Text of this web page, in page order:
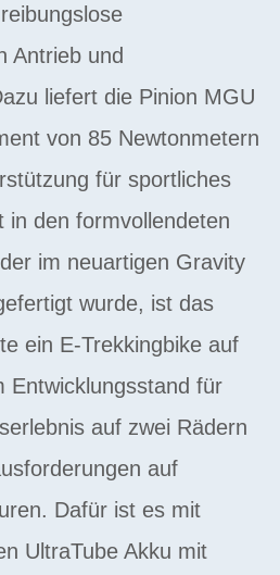
Antrieb und
liefert die Pinion MGU
von 85 Newtonmetern
für sportliches
in den formvollendeten
im neuartigen Gravity
wurde, ist das
ein E-Trekkingbike auf
Entwicklungsstand für
auf zwei Rädern
auf
Dafür ist es mit
UltraTube Akku mit